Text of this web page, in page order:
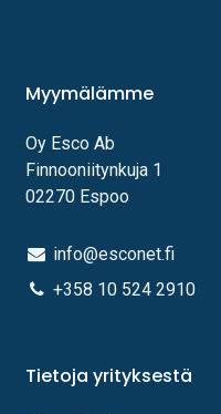
Myymälämme
Oy Esco Ab
Finnooniitynkuja 1
02270 Espoo
info@esconet.fi
+358 10 524 2910
Tietoja yrityksestä